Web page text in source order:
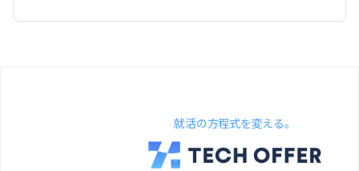
就活の方程式を変える。